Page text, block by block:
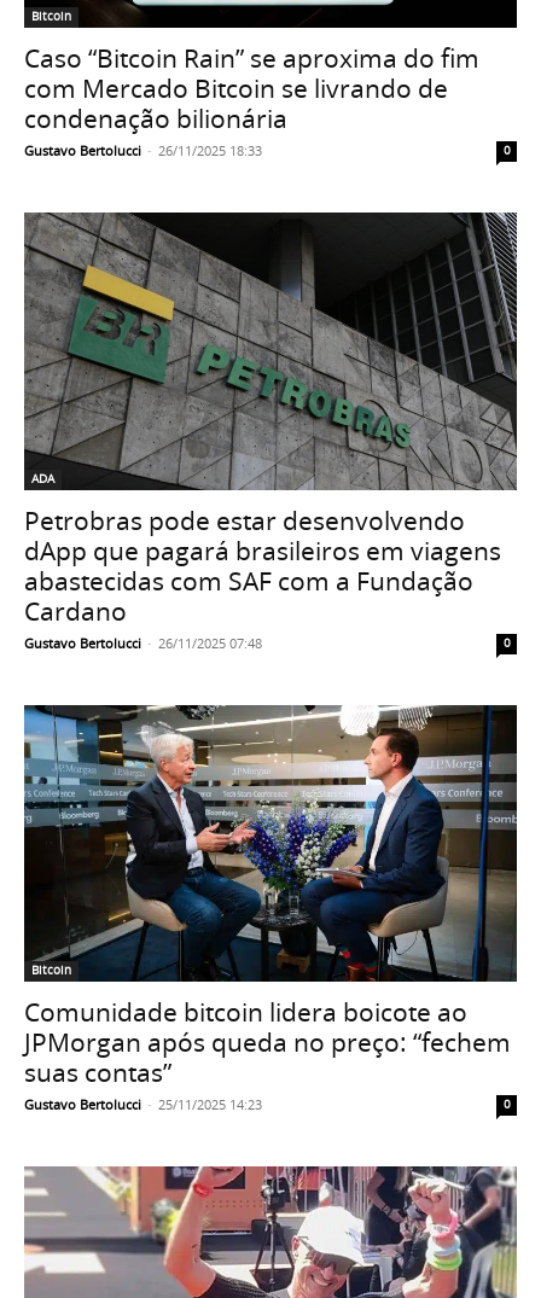
Bitcoin
Caso “Bitcoin Rain” se aproxima do fim
com Mercado Bitcoin se livrando de
condenação bilionária
Gustavo Bertolucci - 26/11/2025 18:33 0
ADA
Petrobras pode estar desenvolvendo
dApp que pagará brasileiros em viagens
abastecidas com SAF com a Fundação
Cardano
Gustavo Bertolucci - 26/11/2025 07:48 0
Bitcoin
Comunidade bitcoin lidera boicote ao
JPMorgan após queda no preço: “fechem
suas contas”
Gustavo Bertolucci - 25/11/2025 14:23 0